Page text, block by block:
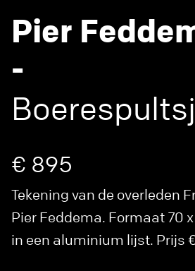
Pier
-
€ 895
Tekening van de overleden
Pier Feddema. Formaat 70
in een aluminium lijst. Prijs